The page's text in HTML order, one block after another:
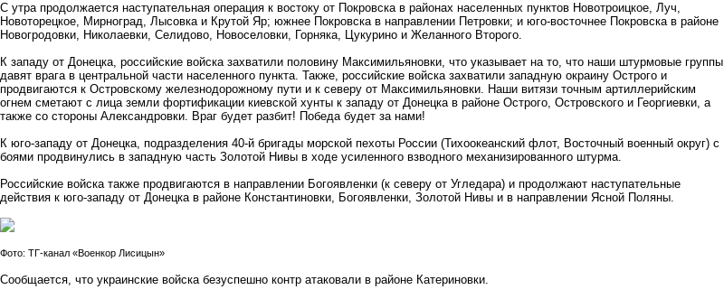
С утра продолжается наступательная операция к востоку от Покровска в районах населенных пунктов Новотроицкое, Луч,
Новоторецкое, Мирноград, Лысовка и Крутой Яр; южнее Покровска в направлении Петровки; и юго-восточнее Покровска в районе
Новогродовки, Николаевки, Селидово, Новоселовки, Горняка, Цукурино и Желанного Второго.
К западу от Донецка, российские войска захватили половину Максимильяновки, что указывает на то, что наши штурмовые группы
давят врага в центральной части населенного пункта. Также, российские войска захватили западную окраину Острого и
продвигаются к Островскому железнодорожному пути и к северу от Максимильяновки. Наши витязи точным артиллерийским
огнем сметают с лица земли фортификации киевской хунты к западу от Донецка в районе Острого, Островского и Георгиевки, а
также со стороны Александровки. Враг будет разбит! Победа будет за нами!
К юго-западу от Донецка, подразделения 40-й бригады морской пехоты России (Тихоокеанский флот, Восточный военный округ) с
боями продвинулись в западную часть Золотой Нивы в ходе усиленного взводного механизированного штурма.
Российские войска также продвигаются в направлении Богоявленки (к северу от Угледара) и продолжают наступательные
действия к юго-западу от Донецка в районе Константиновки, Богоявленки, Золотой Нивы и в направлении Ясной Поляны.
Фото: ТГ-канал «Военкор Лисицын»
Сообщается, что украинские войска безуспешно контр атаковали в районе Катериновки.